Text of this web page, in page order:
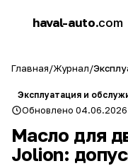
haval-auto.com
Главная/Журнал/
Эксплуатация и
Обновлено 04.06.2026
Масло для
Jolion: